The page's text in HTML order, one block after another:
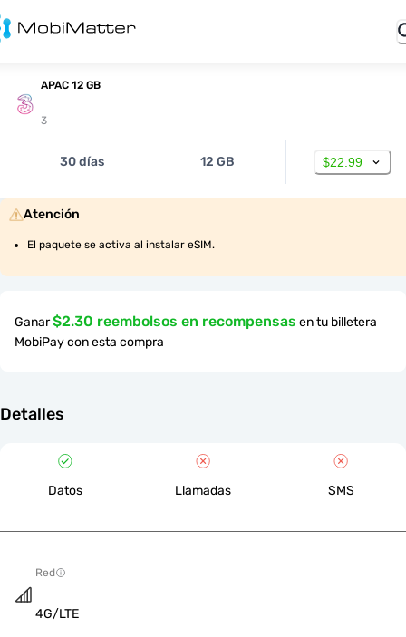
APAC 12 GB
3
30 días 12 GB $22.99
Atención
El paquete se activa al instalar eSIM.
Ganar$2.30 reembolsos en recompensas en tu billetera
MobiPay con esta compra
Detalles
Datos Llamadas SMS
Red
4G/LTE